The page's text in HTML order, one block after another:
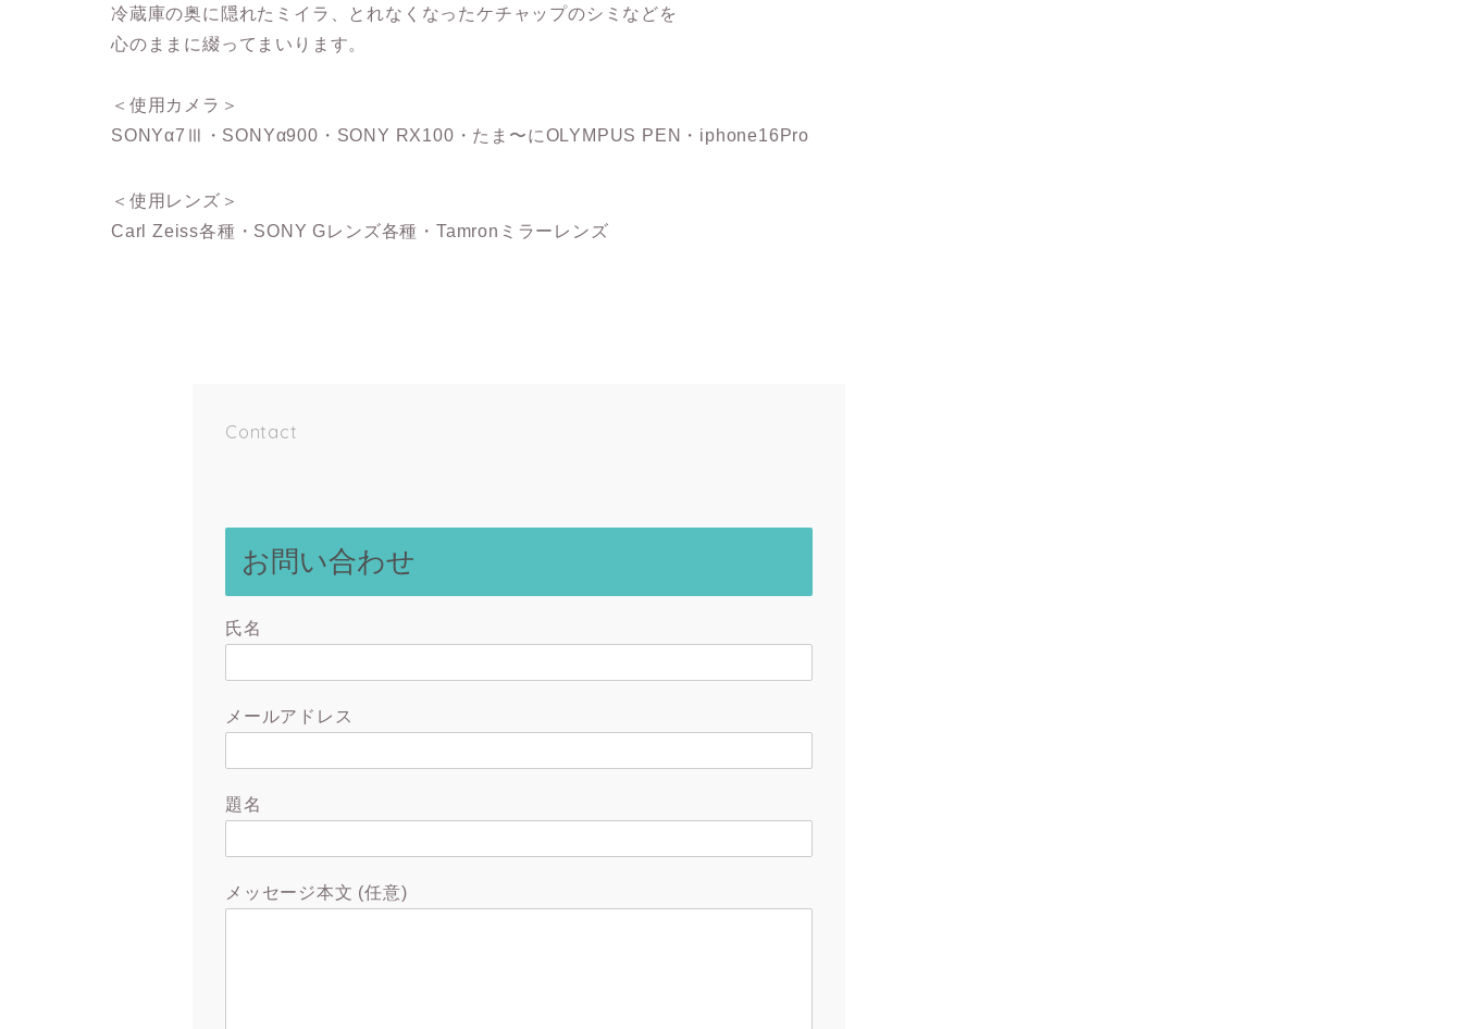
冷蔵庫の奥に隠れたミイラ、とれなくなったケチャップのシミなどを
心のままに綴ってまいります。
＜使用カメラ＞
SONYα7Ⅲ・SONYα900・SONY RX100・たま〜にOLYMPUS PEN・iphone16Pro
＜使用レンズ＞
Carl Zeiss各種・SONY Gレンズ各種・Tamronミラーレンズ
Contact
お問い合わせ
氏名
メールアドレス
題名
メッセージ本文 (任意)